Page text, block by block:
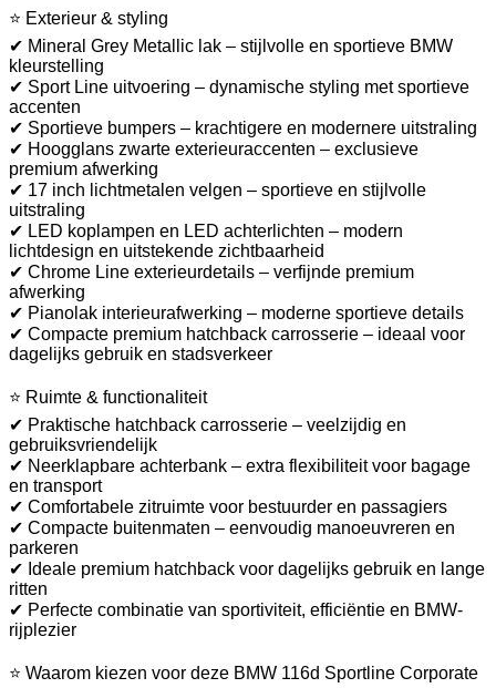
⭐ Exterieur & styling
✔ Mineral Grey Metallic lak – stijlvolle en sportieve BMW
kleurstelling
✔ Sport Line uitvoering – dynamische styling met sportieve
accenten
✔ Sportieve bumpers – krachtigere en modernere uitstraling
✔ Hoogglans zwarte exterieuraccenten – exclusieve
premium afwerking
✔ 17 inch lichtmetalen velgen – sportieve en stijlvolle
uitstraling
✔ LED koplampen en LED achterlichten – modern
lichtdesign en uitstekende zichtbaarheid
✔ Chrome Line exterieurdetails – verfijnde premium
afwerking
✔ Pianolak interieurafwerking – moderne sportieve details
✔ Compacte premium hatchback carrosserie – ideaal voor
dagelijks gebruik en stadsverkeer
⭐ Ruimte & functionaliteit
✔ Praktische hatchback carrosserie – veelzijdig en
gebruiksvriendelijk
✔ Neerklapbare achterbank – extra flexibiliteit voor bagage
en transport
✔ Comfortabele zitruimte voor bestuurder en passagiers
✔ Compacte buitenmaten – eenvoudig manoeuvreren en
parkeren
✔ Ideale premium hatchback voor dagelijks gebruik en lange
ritten
✔ Perfecte combinatie van sportiviteit, efficiëntie en BMW-
rijplezier
⭐ Waarom kiezen voor deze BMW 116d Sportline Corporate